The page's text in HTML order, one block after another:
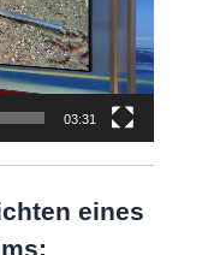
03:31
eines